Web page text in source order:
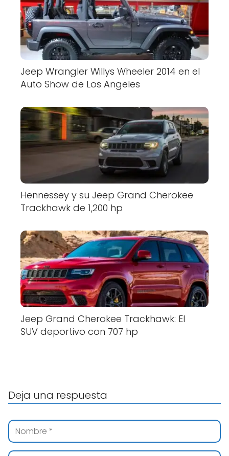
Jeep Wrangler Willys Wheeler 2014 en el
Auto Show de Los Angeles
Hennessey y su Jeep Grand Cherokee
Trackhawk de 1,200 hp
Jeep Grand Cherokee Trackhawk: El
SUV deportivo con 707 hp
Deja una respuesta